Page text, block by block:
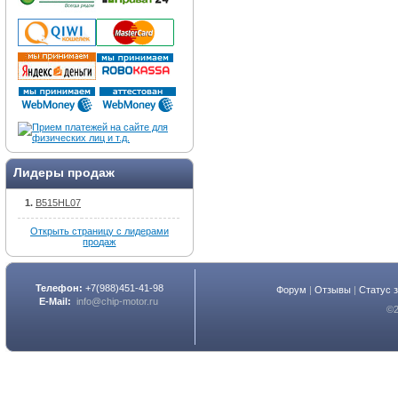
Лидеры продаж
B515HL07
Открыть страницу с лидерами
продаж
Телефон: +7(988)451-41-98
E-Mail: info@chip-motor.ru
Форум |Отзывы |Статус